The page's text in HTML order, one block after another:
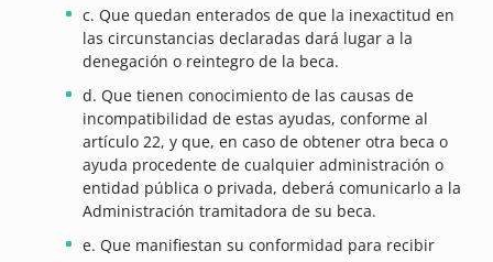
c. Que quedan enterados de que la inexactitud en
las circunstancias declaradas dará lugar a la
denegación o reintegro de la beca.
d. Que tienen conocimiento de las causas de
incompatibilidad de estas ayudas, conforme al
artículo 22, y que, en caso de obtener otra beca o
ayuda procedente de cualquier administración o
entidad pública o privada, deberá comunicarlo a la
Administración tramitadora de su beca.
e. Que manifiestan su conformidad para recibir